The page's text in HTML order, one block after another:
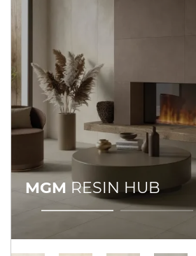
MGM RESIN HUB